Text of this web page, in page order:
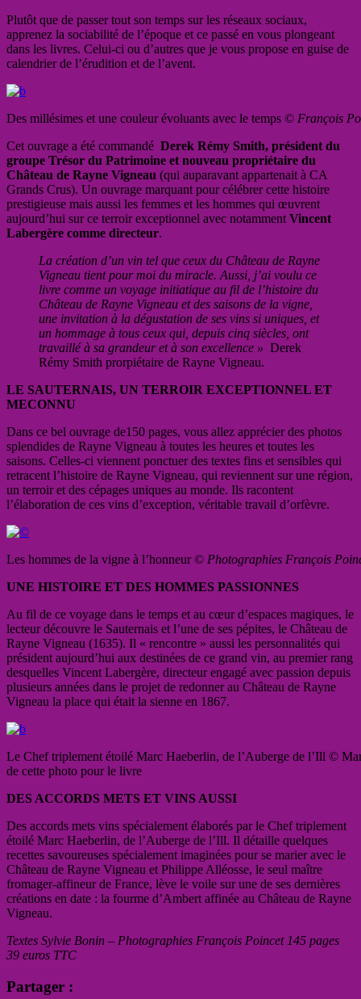
Plutôt que de passer tout son temps sur les réseaux sociaux,
apprenez la sociabilité de l’époque et ce passé en vous plongeant
dans les livres. Celui-ci ou d’autres que je vous propose en guise de
calendrier de l’érudition et de l’avent.
Des millésimes et une couleur évoluants avec le temps © François
Cet ouvrage a été commandé Derek Rémy Smith, président du
groupe Trésor du Patrimoine et nouveau propriétaire du
Château de Rayne Vigneau (qui auparavant appartenait à CA
Grands Crus). Un ouvrage marquant pour célébrer cette histoire
prestigieuse mais aussi les femmes et les hommes qui œuvrent
aujourd’hui sur ce terroir exceptionnel avec notamment Vincent
Labergère comme directeur.
La création d’un vin tel que ceux du Château de Rayne
Vigneau tient pour moi du miracle. Aussi, j’ai voulu ce
livre comme un voyage initiatique au fil de l’histoire du
Château de Rayne Vigneau et des saisons de la vigne,
une invitation à la dégustation de ses vins si uniques, et
un hommage à tous ceux qui, depuis cinq siècles, ont
travaillé à sa grandeur et à son excellence » Derek
Rémy Smith prorpiétaire de Rayne Vigneau.
LE SAUTERNAIS, UN TERROIR EXCEPTIONNEL ET
MECONNU
Dans ce bel ouvrage de150 pages, vous allez apprécier des photos
splendides de Rayne Vigneau à toutes les heures et toutes les
saisons. Celles-ci viennent ponctuer des textes fins et sensibles qui
retracent l’histoire de Rayne Vigneau, qui reviennent sur une région,
un terroir et des cépages uniques au monde. Ils racontent
l’élaboration de ces vins d’exception, véritable travail d’orfèvre.
Les hommes de la vigne à l’honneur © Photographies François
UNE HISTOIRE ET DES HOMMES PASSIONNES
Au fil de ce voyage dans le temps et au cœur d’espaces magiques, le
lecteur découvre le Sauternais et l’une de ses pépites, le Château de
Rayne Vigneau (1635). Il « rencontre » aussi les personnalités qui
président aujourd’hui aux destinées de ce grand vin, au premier rang
desquelles Vincent Labergère, directeur engagé avec passion depuis
plusieurs années dans le projet de redonner au Château de Rayne
Vigneau la place qui était la sienne en 1867.
Le Chef triplement étoilé Marc Haeberlin, de l’Auberge de l’Ill ©
de cette photo pour le livre
DES ACCORDS METS ET VINS AUSSI
Des accords mets vins spécialement élaborés par le Chef triplement
étoilé Marc Haeberlin, de l’Auberge de l’Ill. Il détaille quelques
recettes savoureuses spécialement imaginées pour se marier avec le
Château de Rayne Vigneau et Philippe Alléosse, le seul maître
fromager-affineur de France, lève le voile sur une de ses dernières
créations en date : la fourme d’Ambert affinée au Château de Rayne
Vigneau.
Textes Sylvie Bonin – Photographies François Poincet 145 pages
39 euros TTC
Partager :